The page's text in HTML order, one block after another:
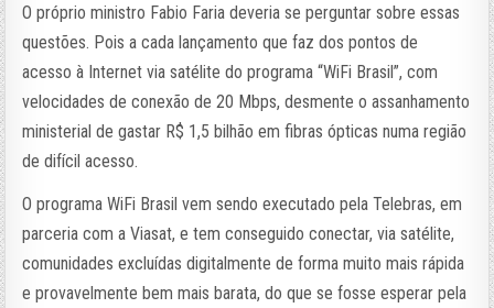
O próprio ministro Fabio Faria deveria se perguntar sobre essas
questões. Pois a cada lançamento que faz dos pontos de
acesso à Internet via satélite do programa “WiFi Brasil”, com
velocidades de conexão de 20 Mbps, desmente o assanhamento
ministerial de gastar R$ 1,5 bilhão em fibras ópticas numa região
de difícil acesso.
O programa WiFi Brasil vem sendo executado pela Telebras, em
parceria com a Viasat, e tem conseguido conectar, via satélite,
comunidades excluídas digitalmente de forma muito mais rápida
e provavelmente bem mais barata, do que se fosse esperar pela